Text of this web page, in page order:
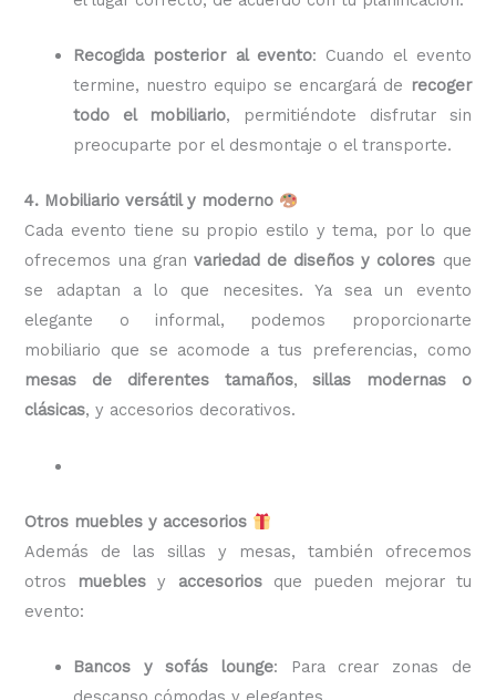
Recogida posterior al evento: Cuando el evento
termine, nuestro equipo se encargará de recoger
todo el mobiliario, permitiéndote disfrutar sin
preocuparte por el desmontaje o el transporte.
4. Mobiliario versátil y moderno
Cada evento tiene su propio estilo y tema, por lo que
ofrecemos una gran variedad de diseños y colores que
se adaptan a lo que necesites. Ya sea un evento
elegante o informal, podemos proporcionarte
mobiliario que se acomode a tus preferencias, como
mesas de diferentes tamaños,sillas modernas o
clásicas, y accesorios decorativos.
Otros muebles y accesorios
Además de las sillas y mesas, también ofrecemos
otros muebles y accesoriosque pueden mejorar tu
evento:
Bancos y sofás lounge: Para crear zonas de